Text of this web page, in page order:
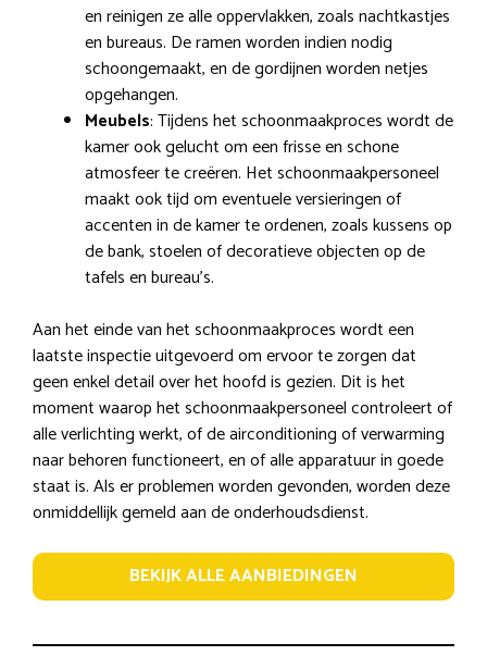
en reinigen ze alle oppervlakken, zoals nachtkastjes
en bureaus. De ramen worden indien nodig
schoongemaakt, en de gordijnen worden netjes
opgehangen.
Meubels: Tijdens het schoonmaakproces wordt de
kamer ook gelucht om een frisse en schone
atmosfeer te creëren. Het schoonmaakpersoneel
maakt ook tijd om eventuele versieringen of
accenten in de kamer te ordenen, zoals kussens op
de bank, stoelen of decoratieve objecten op de
tafels en bureau’s.
Aan het einde van het schoonmaakproces wordt een
laatste inspectie uitgevoerd om ervoor te zorgen dat
geen enkel detail over het hoofd is gezien. Dit is het
moment waarop het schoonmaakpersoneel controleert of
alle verlichting werkt, of de airconditioning of verwarming
naar behoren functioneert, en of alle apparatuur in goede
staat is. Als er problemen worden gevonden, worden deze
onmiddellijk gemeld aan de onderhoudsdienst.
BEKIJK ALLE AANBIEDINGEN